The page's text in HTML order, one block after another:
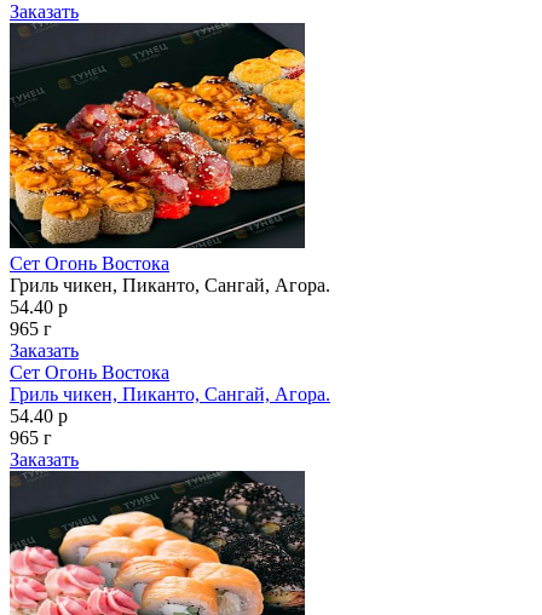
Заказать
Сет Огонь Востока
Гриль чикен, Пиканто, Сангай, Агора.
54.40 р
965 г
Заказать
Сет Огонь Востока
Гриль чикен, Пиканто, Сангай, Агора.
54.40 р
965 г
Заказать